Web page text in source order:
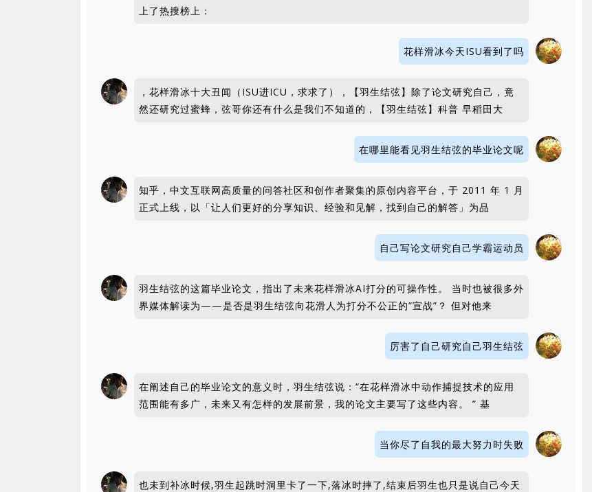
上了热搜榜上：
花样滑冰今天ISU看到了吗
，花样滑冰十大丑闻（ISU进ICU，求求了），【羽生结弦】除了论文研究自己，竟
然还研究过蜜蜂，弦哥你还有什么是我们不知道的，【羽生结弦】科普 早稻田大
在哪里能看见羽生结弦的毕业论文呢
知乎，中文互联网高质量的问答社区和创作者聚集的原创内容平台，于 2011 年 1 月
正式上线，以「让人们更好的分享知识、经验和见解，找到自己的解答」为品
自己写论文研究自己学霸运动员
羽生结弦的这篇毕业论文，指出了未来花样滑冰AI打分的可操作性。 当时也被很多外
界媒体解读为——是否是羽生结弦向花滑人为打分不公正的“宣战”？ 但对他来
厉害了自己研究自己羽生结弦
在阐述自己的毕业论文的意义时，羽生结弦说：“在花样滑冰中动作捕捉技术的应用
范围能有多广，未来又有怎样的发展前景，我的论文主要写了这些内容。 ” 基
当你尽了自我的最大努力时失败
也未到补冰时候,羽生起跳时洞里卡了一下,落冰时摔了,结束后羽生也只是说自己今天